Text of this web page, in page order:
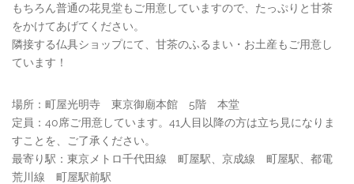
もちろん普通の花見堂もご用意していますので、たっぷりと甘茶
をかけてあげてください。
隣接する仏具ショップにて、甘茶のふるまい・お土産もご用意し
ています！
場所：町屋光明寺 東京御廟本館 5階 本堂
定員：40席ご用意しています。41人目以降の方は立ち見になりま
すことを、ご了承ください。
最寄り駅：東京メトロ千代田線 町屋駅、京成線 町屋駅、都電
荒川線 町屋駅前駅